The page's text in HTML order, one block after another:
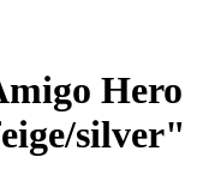
Hero
silver"